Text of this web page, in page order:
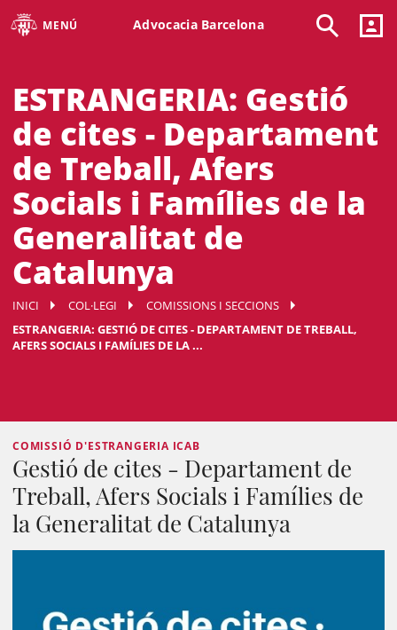
MENÚ Advocacia Barcelona
ESTRANGERIA: Gestió
de cites - Departament
de Treball, Afers
Socials i Famílies de la
Generalitat de
Catalunya
INICI COL·LEGI
COMISSIONS I SECCIONS
ESTRANGERIA: GESTIÓ DE CITES - DEPARTAMENT DE TREBALL,
AFERS SOCIALS I FAMÍLIES DE LA ...
COMISSIÓ D'ESTRANGERIA ICAB
Gestió de cites - Departament de
Treball, Afers Socials i Famílies de
la Generalitat de Catalunya